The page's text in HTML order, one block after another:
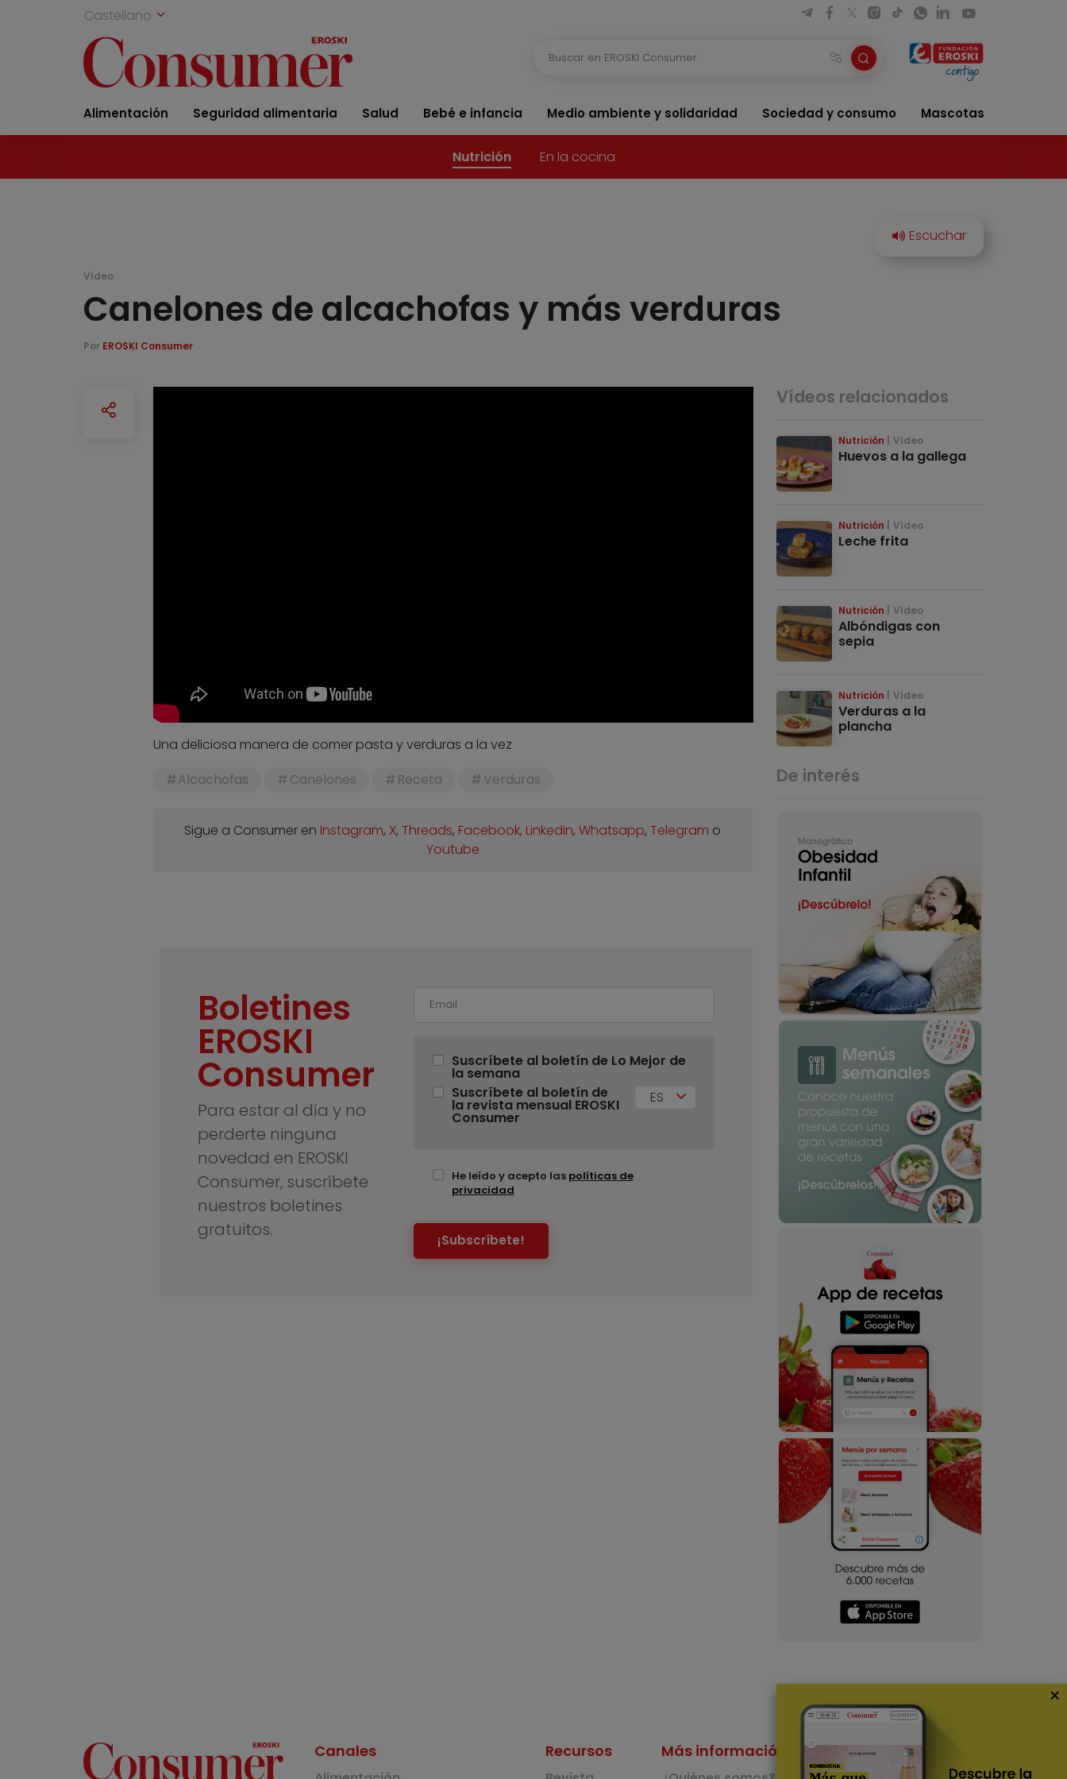
Castellano
Alimentación Seguridad alimentaria Salud Bebé e infancia Medio ambiente y solidaridad Sociedad y consumo Mascotas
Nutrición En la cocina
Vídeo
Canelones de alcachofas y más verduras
Por EROSKI Consumer
Una deliciosa manera de comer pasta y verduras a la vez
Alcachofas
Canelones Receta Verduras
Sigue a Consumer en Instagram, X,Threads, Facebook, Linkedin,Whatsapp,Telegram o
Youtube
Boletines
EROSKI
Consumer
Para estar al día y no
perderte ninguna
novedad en EROSKI
Consumer, suscríbete
nuestros boletines
gratuitos.
Suscríbete al boletín de Lo Mejor de
la semana
Suscríbete al boletín de
la revista mensual EROSKI
Consumer
ES
He leído y acepto las políticas de
privacidad
¡Subscríbete!
Vídeos relacionados
Nutrición Vídeo
Huevos a la gallega
Nutrición Vídeo
Leche frita
Nutrición Vídeo
Albóndigas con
sepia
Nutrición Vídeo
Verduras a la
plancha
De interés
Canales Recursos Más información Nuestras Apps
×